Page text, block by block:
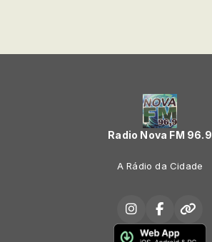
Radio Nova FM 96.9
A Rádio da Cidade